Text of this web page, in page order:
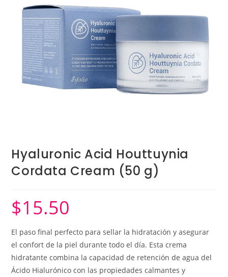
Hyaluronic Acid Houttuynia
Cordata Cream (50 g)
$15.50
El paso final perfecto para sellar la hidratación y asegurar
el confort de la piel durante todo el día. Esta crema
hidratante combina la capacidad de retención de agua del
Ácido Hialurónico con las propiedades calmantes y